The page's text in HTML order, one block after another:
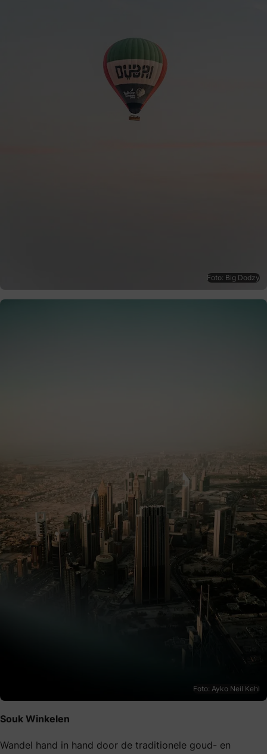
Foto: Big Dodzy
Foto: Ayko Neil Kehl
Souk Winkelen
Wandel hand in hand door de traditionele goud- en